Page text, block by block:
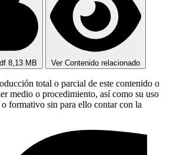
8,13 MB Ver Contenido relacionado
total o parcial de este contenido o
medio o procedimiento, así como su uso
formativo sin para ello contar con la